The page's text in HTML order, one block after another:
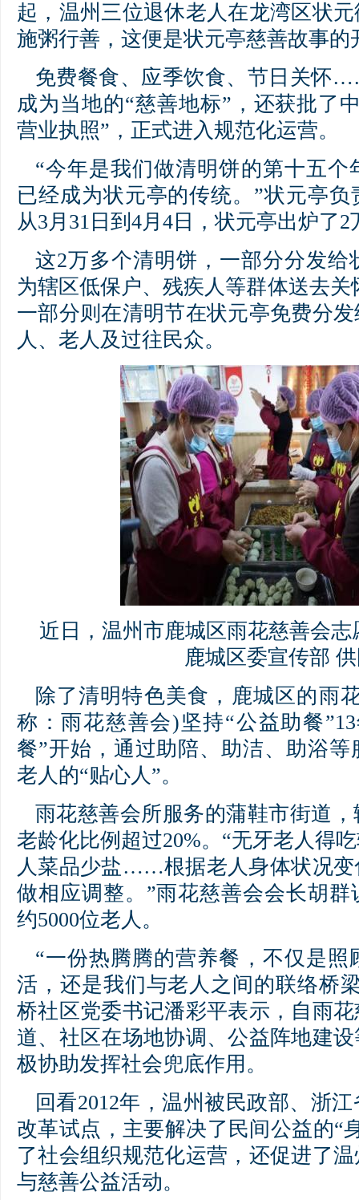
起，温州三位退休老人在龙湾区状
施粥行善，这便是状元亭慈善故事的
免费餐食、应季饮食、节日关怀
成为当地的“慈善地标”，还获批了
营业执照”，正式进入规范化运营。
“今年是我们做清明饼的第十五个
已经成为状元亭的传统。”状元亭
从3月31日到4月4日，状元亭出炉了
这2万多个清明饼，一部分分发给
为辖区低保户、残疾人等群体送去关
一部分则在清明节在状元亭免费分
人、老人及过往民众。
近日，温州市鹿城区雨花慈善会
鹿城区委宣传部
除了清明特色美食，鹿城区的雨
称：雨花慈善会)坚持“公益助餐
餐”开始，通过助陪、助洁、助浴
老人的“贴心人”。
雨花慈善会所服务的蒲鞋市街道
老龄化比例超过20%。“无牙老人得
人菜品少盐……根据老人身体状况变
做相应调整。”雨花慈善会会长胡
约5000位老人。
“一份热腾腾的营养餐，不仅是照
活，还是我们与老人之间的联络桥
桥社区党委书记潘彩平表示，自雨
道、社区在场地协调、公益阵地建
极协助发挥社会兜底作用。
回看2012年，温州被民政部、浙
改革试点，主要解决了民间公益的“
了社会组织规范化运营，还促进了
与慈善公益活动。